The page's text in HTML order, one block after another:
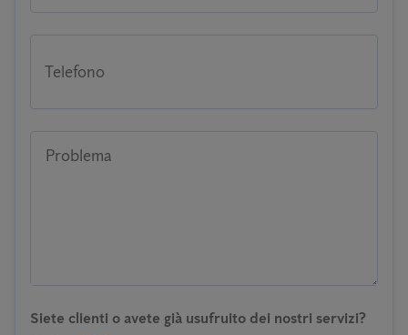
Telefono
Problema
Siete clienti o avete già usufruito dei nostri servizi?